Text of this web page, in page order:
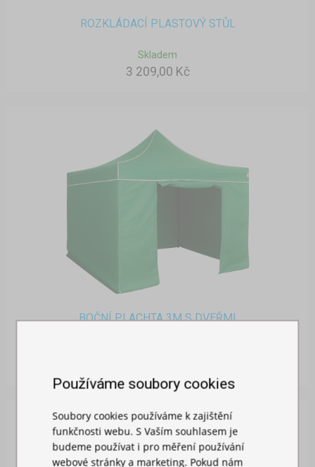
ROZKLÁDACÍ PLASTOVÝ STŮL
Skladem
3 209,00 Kč
BOČNÍ PLACHTA 3M S DVEŘMI
Používáme soubory cookies
Soubory cookies používáme k zajištění
funkčnosti webu. S Vaším souhlasem je
budeme používat i pro měření používání
webové stránky a marketing. Pokud nám